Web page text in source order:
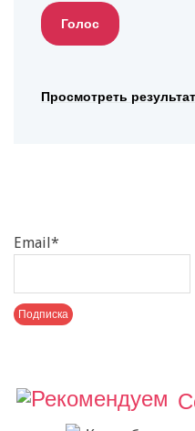
Просмотреть
Email*